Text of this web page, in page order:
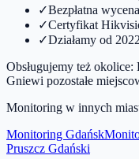
✓Bezpłatna
✓Certyfikat
✓Działamy od
Obsługujemy też okolice:
Gniewi pozostałe
Monitoring w innych
Monitoring Gdańsk
Pruszcz Gdański